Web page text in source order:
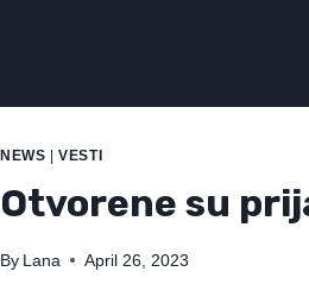
NEWS |VESTI
Otvorene su
By Lana April 26, 2023